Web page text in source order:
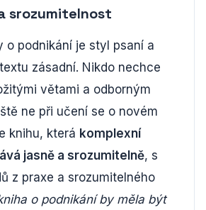
srozumitelnost
o podnikání je styl psaní a
zásadní. Nikdo nechce
větami a odborným
ne při učení se o novém
knihu, která komplexní
jasně a srozumitelně, s
z praxe a srozumitelného
o podnikání by měla být